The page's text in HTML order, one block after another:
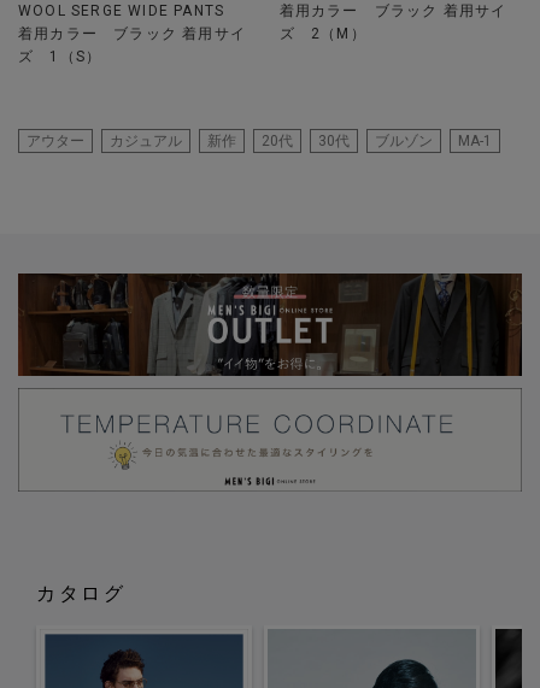
WOOL SERGE WIDE PANTS
着用カラー ブラック 着用サイ
ズ 1（S）
着用カラー ブラック 着用サイ
ズ 2（M）
アウター カジュアル 新作 20代 30代 ブルゾン MA-1
カタログ